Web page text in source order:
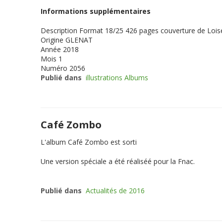
Informations supplémentaires
Description Format 18/25 426 pages couverture de
Origine GLENAT
Année 2018
Mois 1
Numéro 2056
Publié dans illustrations Albums
Café Zombo
L'album Café Zombo est sorti
Une version spéciale a été réaliséé pour la Fnac.
Publié dans Actualités de 2016